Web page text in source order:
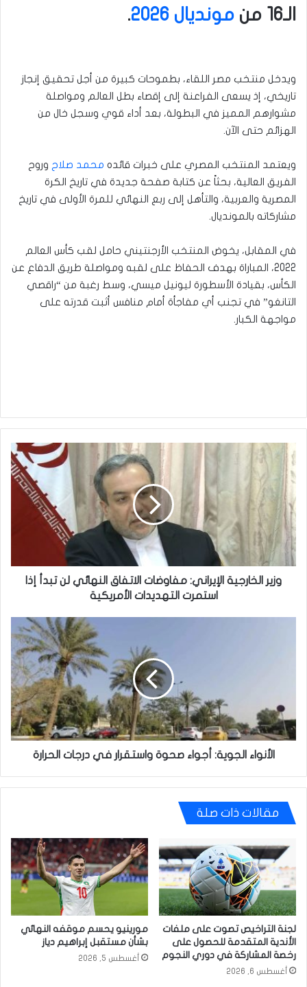
الـ16 من
مونديال 2026 .
ويدخل منتخب مصر اللقاء، بطموحات كبيرة من أجل تحقيق إنجاز
تاريخي، إذ يسعى الفراعنة إلى إقصاء بطل العالم ومواصلة
مشوارهم المميز في البطولة، بعد أداء قوي وسجل خال من
الهزائم حتى الآن.
ويعتمد المنتخب المصري على خبرات قائده محمد صلاح وروح
الفريق العالية، بحثاً عن كتابة صفحة جديدة في تاريخ الكرة
المصرية والعربية، والتأهل إلى ربع النهائي للمرة الأولى في تاريخ
مشاركاته بالمونديال.
في المقابل، يخوض المنتخب الأرجنتيني حامل لقب كأس العالم
2022، المباراة بهدف الحفاظ على لقبه ومواصلة طريق الدفاع عن
الكأس، بقيادة الأسطورة ليونيل ميسي، وسط رغبة من “راقصي
التانغو” في تجنب أي مفاجأة أمام منافس أثبت قدرته على
مواجهة الكبار.
وزير
الخارجية
الإيراني:
مفاوضات
الاتفاق
النهائي
لن
تبدأ
إذا
استمرت
وزير الخارجية الإيراني: مفاوضات الاتفاق النهائي لن تبدأ إذا
استمرت التهديدات الأمريكية
درجات
الحرارة
الأنواء الجوية: أجواء صحوة واستقرار في درجات الحرارة
مقالات ذات صلة
لجنة التراخيص تصوت على ملفات
الأندية المتقدمة للحصول على
رخصة المشاركة في دوري النجوم
أغسطس 6, 2026
مورينيو يحسم موقفه النهائي
بشأن مستقبل إبراهيم دياز
أغسطس 5, 2026